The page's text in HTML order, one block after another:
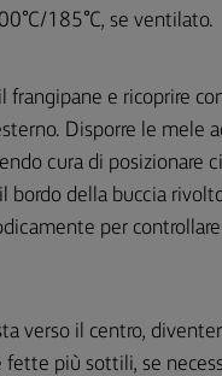
185°C, se ventilato.
frangipane e ricoprire
Disporre le mele
cura di posizionare
bordo della buccia
per
verso il centro,
fette più sottili, se